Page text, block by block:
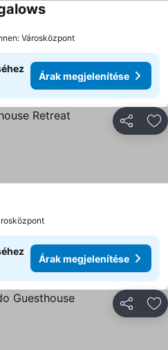
Városközpont
Árak megjelenítése
Árak megjelenítése